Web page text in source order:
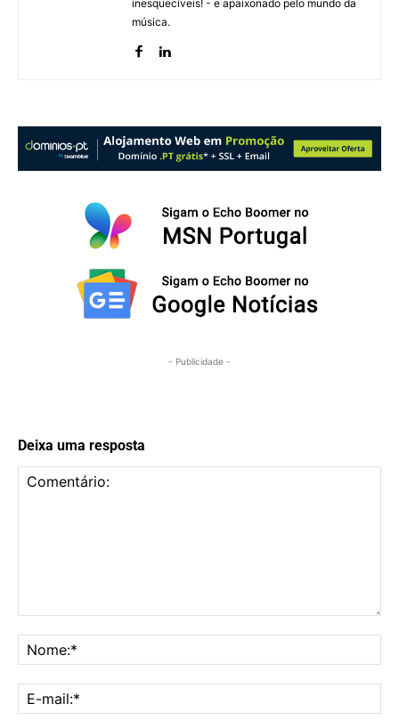
inesquecíveis! - e apaixonado pelo mundo da
música.
- Publicidade -
Deixa uma resposta